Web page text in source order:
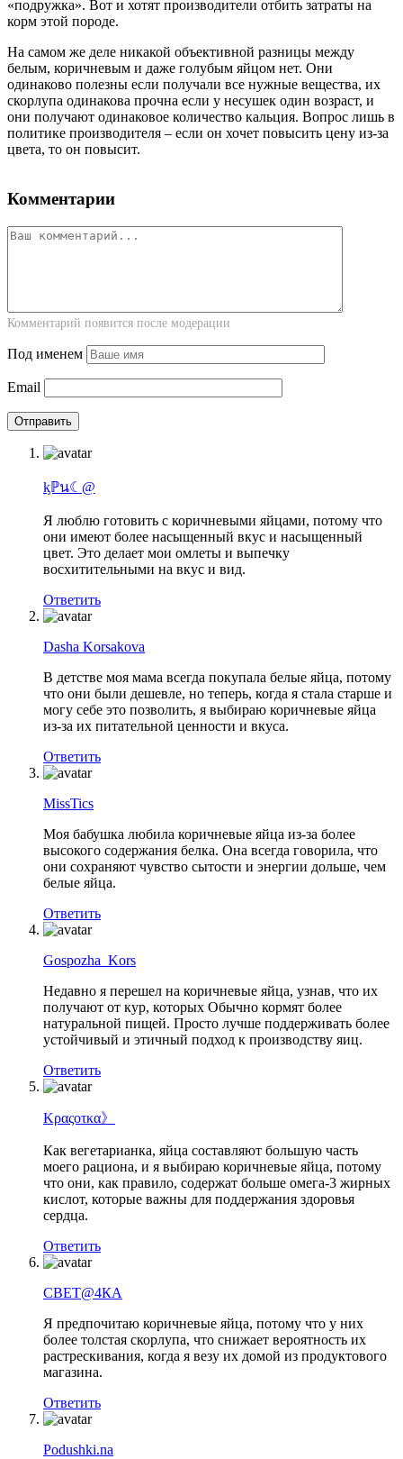
«подружка». Вот и хотят производители отбить затраты на
корм этой породе.
На самом же деле никакой объективной разницы между
белым, коричневым и даже голубым яйцом нет. Они
одинаково полезны если получали все нужные вещества, их
скорлупа одинакова прочна если у несушек один возраст, и
они получают одинаковое количество кальция. Вопрос лишь в
политике производителя – если он хочет повысить цену из-за
цвета, то он повысит.
Комментарии
Комментарий появится после модерации
Под именем
Email
ᶄℙน☾@
Я люблю готовить с коричневыми яйцами, потому что
они имеют более насыщенный вкус и насыщенный
цвет. Это делает мои омлеты и выпечку
восхитительными на вкус и вид.
Ответить
Dasha Korsakova
В детстве моя мама всегда покупала белые яйца, потому
что они были дешевле, но теперь, когда я стала старше и
могу себе это позволить, я выбираю коричневые яйца
из-за их питательной ценности и вкуса.
Ответить
MissTics
Моя бабушка любила коричневые яйца из-за более
высокого содержания белка. Она всегда говорила, что
они сохраняют чувство сытости и энергии дольше, чем
белые яйца.
Ответить
Gospozha_Kors
Недавно я перешел на коричневые яйца, узнав, что их
получают от кур, которых Обычно кормят более
натуральной пищей. Просто лучше поддерживать более
устойчивый и этичный подход к производству яиц.
Ответить
Κραςοτκα》
Как вегетарианка, яйца составляют большую часть
моего рациона, и я выбираю коричневые яйца, потому
что они, как правило, содержат больше омега-3 жирных
кислот, которые важны для поддержания здоровья
сердца.
Ответить
СВЕТ@4КА
Я предпочитаю коричневые яйца, потому что у них
более толстая скорлупа, что снижает вероятность их
растрескивания, когда я везу их домой из продуктового
магазина.
Ответить
Podushki.na